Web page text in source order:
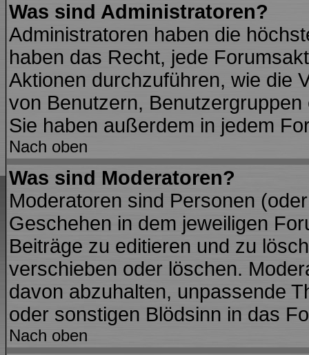
Was sind Administratoren?
Administratoren haben die
haben das Recht, jede
Aktionen durchzuführen, wie die
von Benutzern,
Sie haben außerdem in jedem
Nach oben
Was sind Moderatoren?
Moderatoren sind Personen
Geschehen in dem jeweiligen
Beiträge zu editieren und zu
verschieben oder löschen.
davon abzuhalten, unpassende
oder sonstigen Blödsinn in das
Nach oben